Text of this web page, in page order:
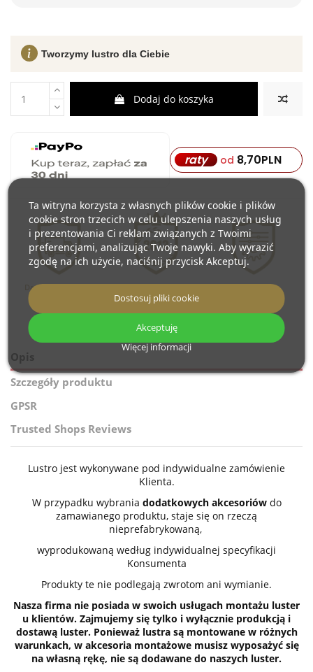
Dodaj do koszyka
Tworzymy lustro dla Ciebie
raty od 8,70PLN
Darmowa dostawa
Produkujemy
od 2013
Personalizacja
Opis
Szczegóły produktu
GPSR
Trusted Shops Reviews
Lustro jest wykonywane pod indywidualne zamówienie
Klienta.
W przypadku wybrania dodatkowych akcesoriówdo
zamawianego produktu, staje się on rzeczą
nieprefabrykowaną,
wyprodukowaną według indywidualnej specyfikacji
Konsumenta
Produkty te nie podlegają zwrotom ani wymianie.
Nasza firma nie posiada w swoich usługach montażu luster
u klientów. Zajmujemy się tylko i wyłącznie produkcją i
dostawą luster. Ponieważ lustra są montowane w różnych
warunkach, w akcesoria montażowe musisz wyposażyć się
na własną rękę, nie są dodawane do naszych luster.
Ta witryna korzysta z własnych plików cookie i plików
cookie stron trzecich w celu ulepszenia naszych usług
i prezentowania Ci reklam związanych z Twoimi
preferencjami, analizując Twoje nawyki. Aby wyrazić
zgodę na ich użycie, naciśnij przycisk Akceptuj.
Więcej informacji
Dostosuj pliki cookie
Akceptuję